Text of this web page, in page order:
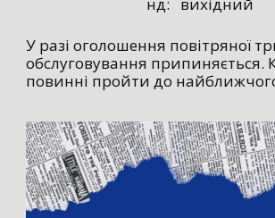
нд: вихідний
У разі оголошення повітряної
обслуговування припиняється.
повинні пройти до